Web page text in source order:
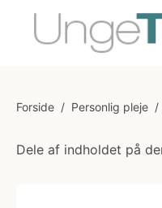
Forside / Personlig pleje /
Dele af indholdet på